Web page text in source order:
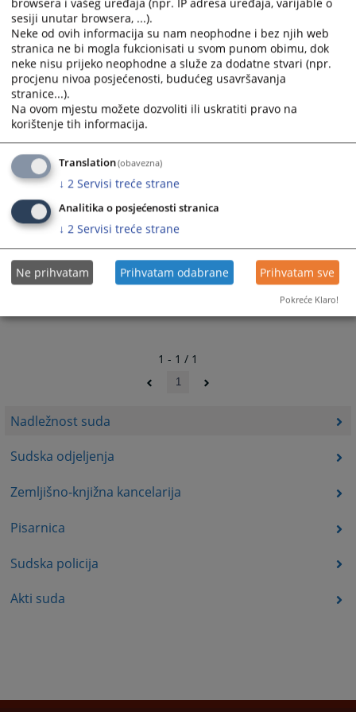
Nadležnost suda
Sudska odjeljenja
Zemljišno-knjižna kancelarija
Pisarnica
Sudska policija
Akti suda
d) da pruža pravnu pomoć sudovima u Bosni i
Hercegovini
e) da vrši druge poslove određene zakonom
Nadležnost, unutrašnje uređenje i rad suda regulisani
su Zakonom o sudovima Republike Srpske („Službeni
glasnik Republike Srpske „broj 11/04) Pravilnikom o
unutrašnjem poslovanju redovnih sudova („Službeni
Bosne i Hercegovine i Republike Srpske.
3308PREGLEDA
1 - 1 / 1
1
sesiji unutar browsera, ...).
Neke od ovih informacija su nam neophodne i bez njih web
stranica ne bi mogla fukcionisati u svom punom obimu, dok
neke nisu prijeko neophodne a služe za dodatne stvari (npr.
procjenu nivoa posjećenosti, budućeg usavršavanja
stranice...).
Na ovom mjestu možete dozvoliti ili uskratiti pravo na
korištenje tih informacija.
Translation(obavezna)
↓ 2 Servisi treće strane
Analitika o posjećenosti stranica
↓ 2 Servisi treće strane
Ne prihvatam Prihvatam odabrane Prihvatam sve
Pokreće Klaro!